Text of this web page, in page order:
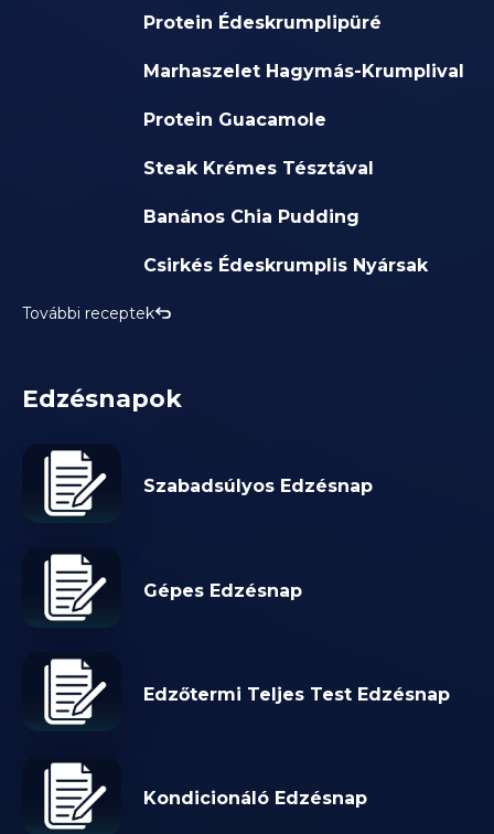
Protein Édeskrumplipüré
Marhaszelet Hagymás-Krumplival
Protein Guacamole
Steak Krémes Tésztával
Banános Chia Pudding
Csirkés Édeskrumplis Nyársak
További receptek
Edzésnapok
Szabadsúlyos Edzésnap
Gépes Edzésnap
Edzőtermi Teljes Test Edzésnap
Kondicionáló Edzésnap